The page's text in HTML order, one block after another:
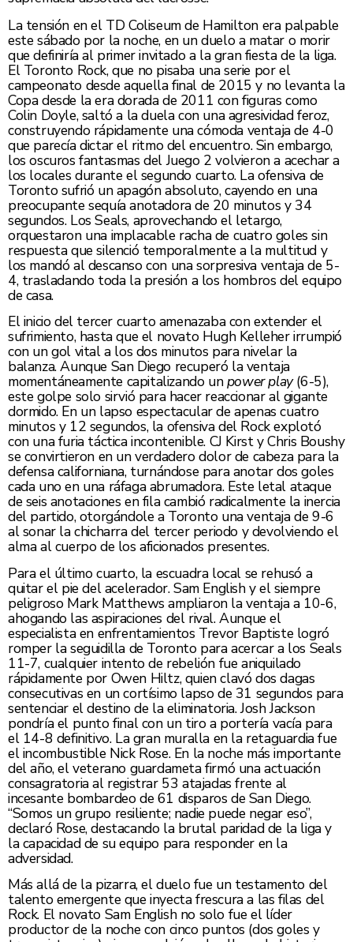
La tensión en el TD Coliseum de Hamilton era palpable
este sábado por la noche, en un duelo a matar o morir
que definiría al primer invitado a la gran fiesta de la liga.
El Toronto Rock, que no pisaba una serie por el
campeonato desde aquella final de 2015 y no levanta la
Copa desde la era dorada de 2011 con figuras como
Colin Doyle, saltó a la duela con una agresividad feroz,
construyendo rápidamente una cómoda ventaja de 4-0
que parecía dictar el ritmo del encuentro. Sin embargo,
los oscuros fantasmas del Juego 2 volvieron a acechar a
los locales durante el segundo cuarto. La ofensiva de
Toronto sufrió un apagón absoluto, cayendo en una
preocupante sequía anotadora de 20 minutos y 34
segundos. Los Seals, aprovechando el letargo,
orquestaron una implacable racha de cuatro goles sin
respuesta que silenció temporalmente a la multitud y
los mandó al descanso con una sorpresiva ventaja de 5-
4, trasladando toda la presión a los hombros del equipo
de casa.
El inicio del tercer cuarto amenazaba con extender el
sufrimiento, hasta que el novato Hugh Kelleher irrumpió
con un gol vital a los dos minutos para nivelar la
balanza. Aunque San Diego recuperó la ventaja
momentáneamente capitalizando unpower play(6-5),
este golpe solo sirvió para hacer reaccionar al gigante
dormido. En un lapso espectacular de apenas cuatro
minutos y 12 segundos, la ofensiva del Rock explotó
con una furia táctica incontenible. CJ Kirst y Chris Boushy
se convirtieron en un verdadero dolor de cabeza para la
defensa californiana, turnándose para anotar dos goles
cada uno en una ráfaga abrumadora. Este letal ataque
de seis anotaciones en fila cambió radicalmente la inercia
del partido, otorgándole a Toronto una ventaja de 9-6
al sonar la chicharra del tercer periodo y devolviendo el
alma al cuerpo de los aficionados presentes.
Para el último cuarto, la escuadra local se rehusó a
quitar el pie del acelerador. Sam English y el siempre
peligroso Mark Matthews ampliaron la ventaja a 10-6,
ahogando las aspiraciones del rival. Aunque el
especialista en enfrentamientos Trevor Baptiste logró
romper la seguidilla de Toronto para acercar a los Seals
11-7, cualquier intento de rebelión fue aniquilado
rápidamente por Owen Hiltz, quien clavó dos dagas
consecutivas en un cortísimo lapso de 31 segundos para
sentenciar el destino de la eliminatoria. Josh Jackson
pondría el punto final con un tiro a portería vacía para
el 14-8 definitivo. La gran muralla en la retaguardia fue
el incombustible Nick Rose. En la noche más importante
del año, el veterano guardameta firmó una actuación
consagratoria al registrar 53 atajadas frente al
incesante bombardeo de 61 disparos de San Diego.
“Somos un grupo resiliente; nadie puede negar eso”,
declaró Rose, destacando la brutal paridad de la liga y
la capacidad de su equipo para responder en la
adversidad.
Más allá de la pizarra, el duelo fue un testamento del
talento emergente que inyecta frescura a las filas del
Rock. El novato Sam English no solo fue el líder
productor de la noche con cinco puntos (dos goles y